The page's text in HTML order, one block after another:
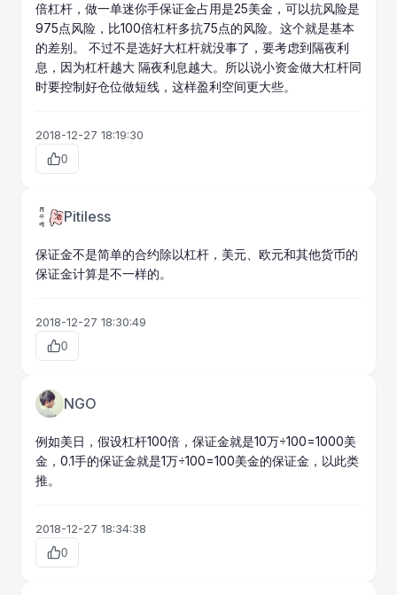
倍杠杆，做一单迷你手保证金占用是25美金，可以抗风险是
975点风险，比100倍杠杆多抗75点的风险。这个就是基本
的差别。 不过不是选好大杠杆就没事了，要考虑到隔夜利
息，因为杠杆越大 隔夜利息越大。所以说小资金做大杠杆同
时要控制好仓位做短线，这样盈利空间更大些。
2018-12-27 18:19:30
0
Pitiless
保证金不是简单的合约除以杠杆，美元、欧元和其他货币的
保证金计算是不一样的。
2018-12-27 18:30:49
0
NGO
例如美日，假设杠杆100倍，保证金就是10万÷100=1000美
金，0.1手的保证金就是1万÷100=100美金的保证金，以此类
推。
2018-12-27 18:34:38
0